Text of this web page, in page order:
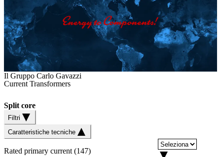
Il Gruppo Carlo Gavazzi
Current Transformers
Split core
Filtri
Caratteristiche tecniche
Rated primary current(147)